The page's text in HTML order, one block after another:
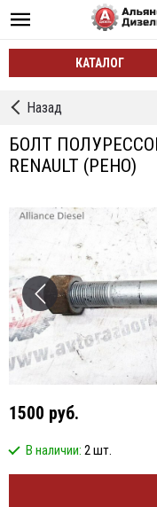
КАТАЛОГ
←Назад
БОЛТ
RENAULT (РЕНО)
1500 руб.
В наличии: 2 шт.